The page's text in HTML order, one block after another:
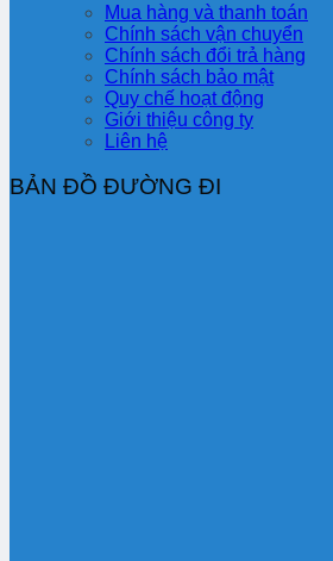
Mua hàng và thanh toán
Chính sách vận chuyển
Chính sách đổi trả hàng
Chính sách bảo mật
Quy chế hoạt động
Giới thiệu công ty
Liên hệ
BẢN ĐỒ ĐƯỜNG ĐI